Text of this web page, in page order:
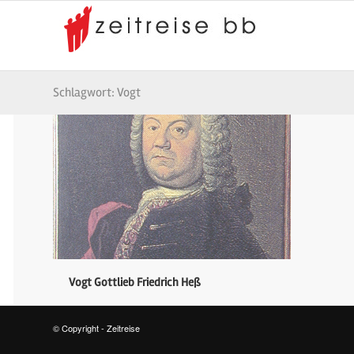
Schlagwort: Vogt
Vogt Gottlieb Friedrich Heß
© Copyright - Zeitreise